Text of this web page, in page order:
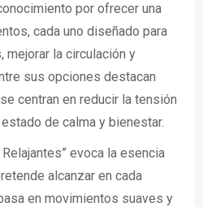
por ofrecer una
cada uno diseñado para
mejorar la circulación y
sus opciones destacan
centran en reducir la tensión
de calma y bienestar.
evoca la esencia
alcanzar en cada
en movimientos suaves y